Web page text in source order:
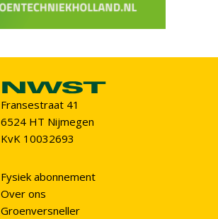
Fransestraat 41
6524 HT Nijmegen
KvK 10032693
Fysiek abonnement
Over ons
Groenversneller